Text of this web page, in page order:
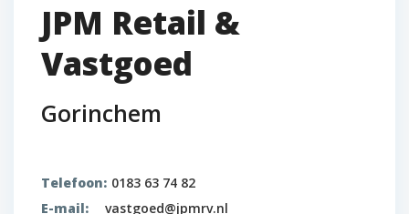
JPM Retail &
Vastgoed
Gorinchem
Telefoon: 0183 63 74 82
E-mail:
vastgoed@jpmrv.nl